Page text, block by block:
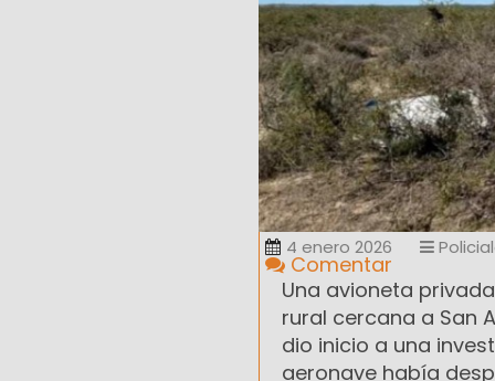
4 enero 2026
Comentar
Una avioneta
rural cercana a San
dio inicio a una
aeronave había